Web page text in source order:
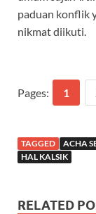
paduan konflik
nikmat diikuti.
Pages: 1
TAGGED ACHA
HAL KALSIK
RELATED